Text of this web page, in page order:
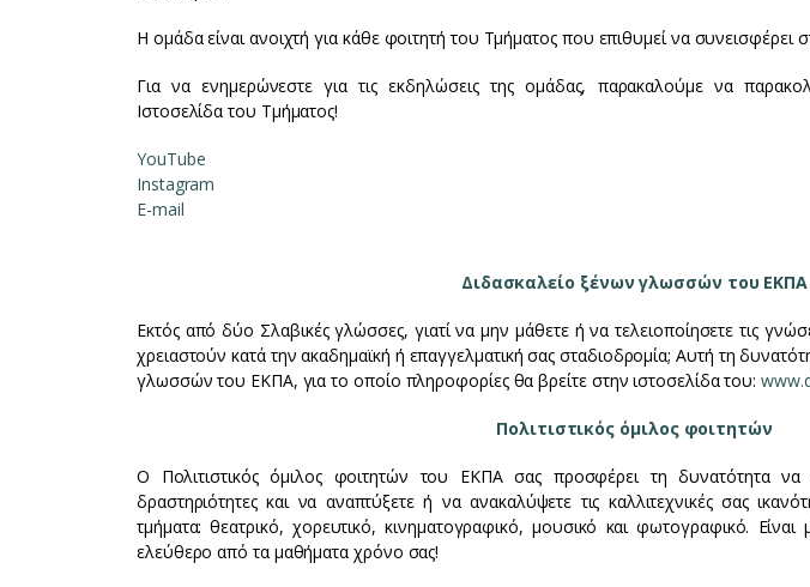
Η ομάδα είναι ανοιχτή για κάθε φοιτητή του Τμήματος που επιθυμεί να συνεισφέρει
Για να ενημερώνεστε για τις εκδηλώσεις της ομάδας, παρακαλούμε να
Ιστοσελίδα του Τμήματος!
YouTube
Instagram
E-mail
Διδασκαλείο ξένων γλωσσών του ΕΚΠΑ
Εκτός από δύο Σλαβικές γλώσσες, γιατί να μην μάθετε ή να τελειοποίησετε τις
χρειαστούν κατά την ακαδημαϊκή ή επαγγελματική σας σταδιοδρομία; Αυτή τη
γλωσσών του ΕΚΠΑ, για το οποίο πληροφορίες θα βρείτε στην ιστοσελίδα του:
Πολιτιστικός όμιλος φοιτητών
Ο Πολιτιστικός όμιλος φοιτητών του ΕΚΠΑ σας προσφέρει τη δυνατότητα να
δραστηριότητες και να αναπτύξετε ή να ανακαλύψετε τις καλλιτεχνικές σας
τμήματα: θεατρικό, χορευτικό, κινηματογραφικό, μουσικό και φωτογραφικό. Είναι
ελεύθερο από τα μαθήματα χρόνο σας!